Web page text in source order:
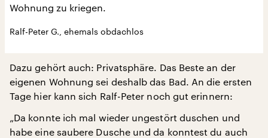
Wohnung zu kriegen.
Ralf-Peter G., ehemals obdachlos
Dazu gehört auch: Privatsphäre. Das Beste an der
eigenen Wohnung sei deshalb das Bad. An die ersten
Tage hier kann sich Ralf-Peter noch gut erinnern:
„Da konnte ich mal wieder ungestört duschen und
habe eine saubere Dusche und da konntest du auch